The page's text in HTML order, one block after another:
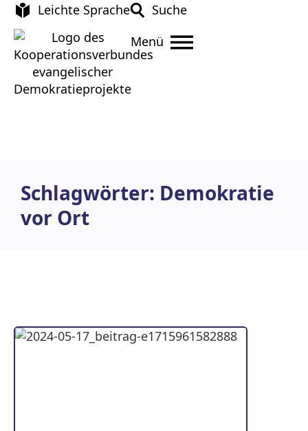
Leichte Sprache
Suche
Menü
Schlagwörter: Demokratie
vor Ort